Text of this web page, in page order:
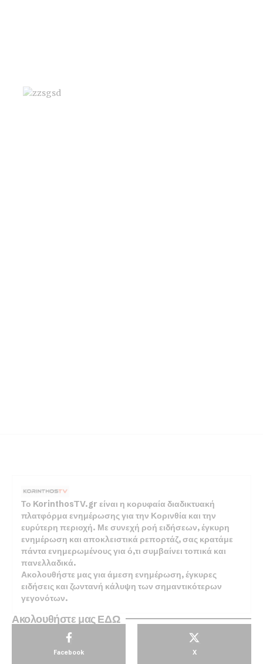
Το KorinthosTV.gr είναι η κορυφαία διαδικτυακή
πλατφόρμα ενημέρωσης για την Κορινθία και την
ευρύτερη περιοχή. Με συνεχή ροή ειδήσεων, έγκυρη
ενημέρωση και αποκλειστικά ρεπορτάζ, σας κρατάμε
πάντα ενημερωμένους για ό,τι συμβαίνει τοπικά και
πανελλαδικά.
Ακολουθήστε μας για άμεση ενημέρωση, έγκυρες
ειδήσεις και ζωντανή κάλυψη των σημαντικότερων
γεγονότων.
Ακολουθήστε μας ΕΔΩ
Facebook X